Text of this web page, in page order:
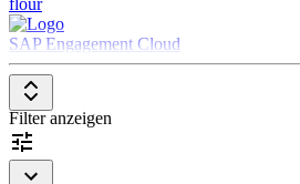
Kommunikationstools
Rabatte, Cashbacks oder andere
erfassen
flour
SAP Engagement Cloud
Filter anzeigen